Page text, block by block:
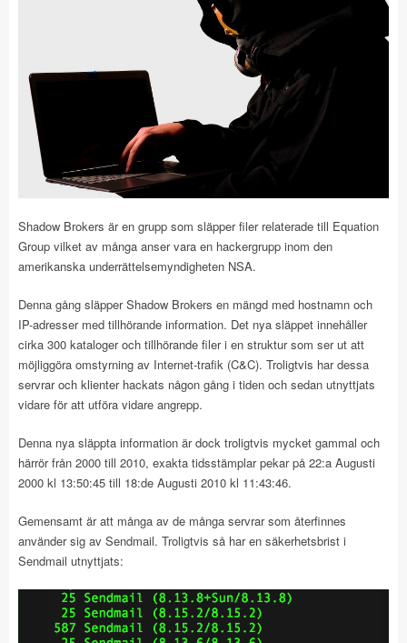
Shadow Brokers är en grupp som släpper filer relaterade till Equation
Group vilket av många anser vara en hackergrupp inom den
amerikanska underrättelsemyndigheten NSA.
Denna gång släpper Shadow Brokers en mängd med hostnamn och
IP-adresser med tillhörande information. Det nya släppet innehåller
cirka 300 kataloger och tillhörande filer i en struktur som ser ut att
möjliggöra omstyrning av Internet-trafik (C&C). Troligtvis har dessa
servrar och klienter hackats någon gång i tiden och sedan utnyttjats
vidare för att utföra vidare angrepp.
Denna nya släppta information är dock troligtvis mycket gammal och
härrör från 2000 till 2010, exakta tidsstämplar pekar på 22:a Augusti
2000 kl 13:50:45 till 18:de Augusti 2010 kl 11:43:46.
Gemensamt är att många av de många servrar som återfinnes
använder sig av Sendmail. Troligtvis så har en säkerhetsbrist i
Sendmail utnyttjats: